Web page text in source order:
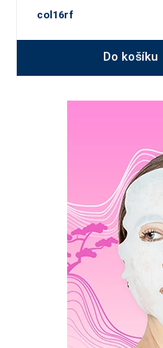
col16rf
Do košíku